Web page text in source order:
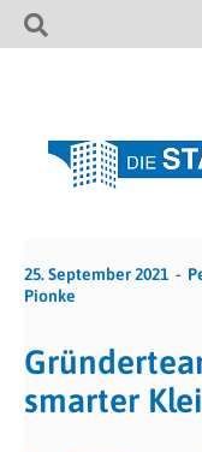
25. September 2021
Pionke
smarter